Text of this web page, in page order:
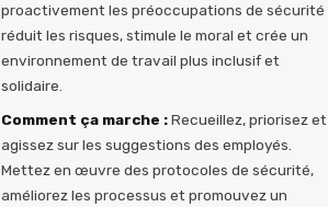
proactivement les préoccupations de sécurité
réduit les risques, stimule le moral et crée un
environnement de travail plus inclusif et
solidaire.
Comment ça marche :Recueillez, priorisez et
agissez sur les suggestions des employés.
Mettez en œuvre des protocoles de sécurité,
améliorez les processus et promouvez un